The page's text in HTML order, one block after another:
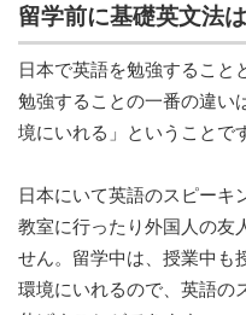
留学前に基礎英文法
日本で英語を勉強すること
勉強することの一番の違い
境にいれる」ということで
日本にいて英語のスピーキ
教室に行ったり外国人の友
せん。留学中は、授業中も
環境にいれるので、英語の